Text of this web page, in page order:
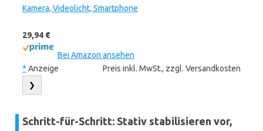
Kamera, Videolicht, Smartphone
29,94 €
Bei Amazon ansehen
* Anzeige Preis inkl. MwSt., zzgl. Versandkosten
❯
Schritt-für-Schritt: Stativ stabilisieren vor,